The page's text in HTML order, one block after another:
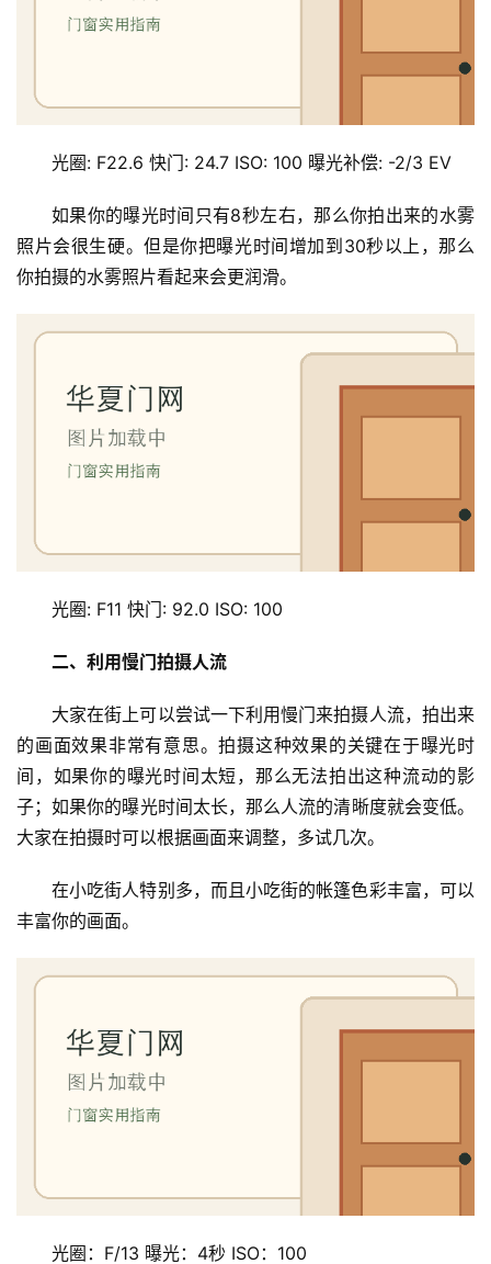
光圈: F22.6 快门: 24.7 ISO: 100 曝光补偿: -2/3 EV
如果你的曝光时间只有8秒左右，那么你拍出来的水雾
照片会很生硬。但是你把曝光时间增加到30秒以上，那么
你拍摄的水雾照片看起来会更润滑。
光圈: F11 快门: 92.0 ISO: 100
二、利用慢门拍摄人流
大家在街上可以尝试一下利用慢门来拍摄人流，拍出来
的画面效果非常有意思。拍摄这种效果的关键在于曝光时
间，如果你的曝光时间太短，那么无法拍出这种流动的影
子；如果你的曝光时间太长，那么人流的清晰度就会变低。
大家在拍摄时可以根据画面来调整，多试几次。
在小吃街人特别多，而且小吃街的帐篷色彩丰富，可以
丰富你的画面。
光圈：F/13 曝光：4秒 ISO：100